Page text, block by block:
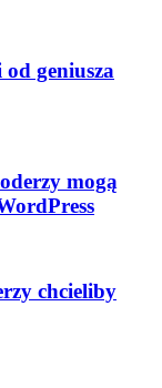
geniusza
mogą
chcieliby